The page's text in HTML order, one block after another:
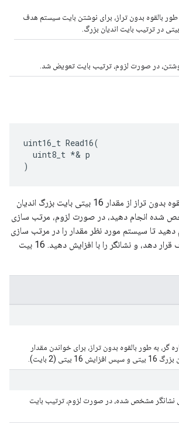
بالقوه بدون تراز، برای نوشتن بایت سیستم هدف
uint16_t Read16(
  uint8_t *& p
)
یک خواندن حافظه بالقوه بدون تراز از مقدار 16 بیتی بایت بزرگ اندیان
شده انجام دهید، در صورت لزوم، مرتب سازی
دهید تا سیستم مورد نظر مقدار را در مرتب سازی
بایت های سیستم هدف قرار دهد، و نشانگر را با افزایش دهید. 16 بیت
گر، به طور بالقوه بدون تراز، برای خواندن مقدار
بیتی (2 بایت).
در آدرس نشانگر مشخص شده، در صورت لزوم، ترتیب بایت